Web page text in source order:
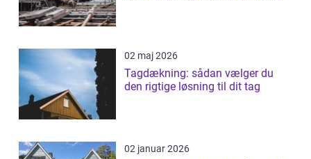
02 maj 2026
Tagdækning: sådan vælger du
den rigtige løsning til dit tag
02 januar 2026